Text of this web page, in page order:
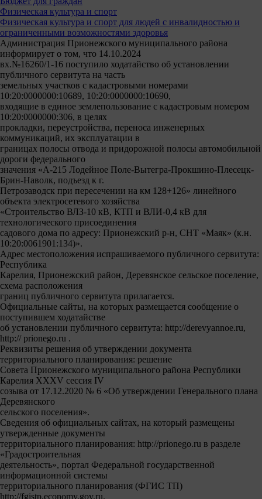
Физическая культура и спорт
Физическая культура и спорт для людей с инвалидностью и
ограниченными возможностями здоровья
Администрация Прионежского муниципального района
информирует о том, что 14.10.2024
вх.№16260/1-16 поступило ходатайство об установлении
публичного сервитута на часть
земельных участков с кадастровыми номерами
10:20:0000000:10689, 10:20:0000000:10690,
входящие в единое землепользование с кадастровым номером
10:20:0000000:306, в целях
прокладки, переустройства, переноса инженерных
коммуникаций, их эксплуатации в
границах полосы отвода и придорожной полосы автомобильной
дороги федерального
значения «А-215 Лодейное Поле-Вытегра-Прокшино-Плесецк-
Брин-Наволк, подъезд к г.
Петрозаводск при пересечении на км 128+126» линейного
объекта электросетевого хозяйства
«Строительство ВЛЗ-10 кВ, КТП и ВЛИ-0,4 кВ для
технологического присоединения
садового дома по адресу: Прионежский р-н, СНТ «Маяк» (к.н.
10:20:0061901:134)».
Адрес местоположения испрашиваемого публичного сервитута:
Республика
Карелия, Прионежский район, Деревянское сельское поселение,
схема расположения
границ публичного сервитута прилагается.
Официальные сайты, на которых размещается сообщение о
поступившем ходатайстве
об установлении публичного сервитута: http://derevyannoe.ru,
http:// prionegо.ru .
Реквизиты решения об утверждении документа
территориального планирования: решение
Совета Прионежского муниципального района Республики
Карелия XXXV сессия IV
созыва от 17.12.2020 № 6 «Об утверждении Генерального плана
Деревянского
сельского поселения».
Сведения об официальных сайтах, на который размещены
утвержденные документы
территориального планирования: http://prionegо.ru в разделе
«Градостроительная
деятельность», портал Федеральной государственной
информационной системы
территориального планирования (ФГИС ТП)
http://fgistp.economy.gov.ru.